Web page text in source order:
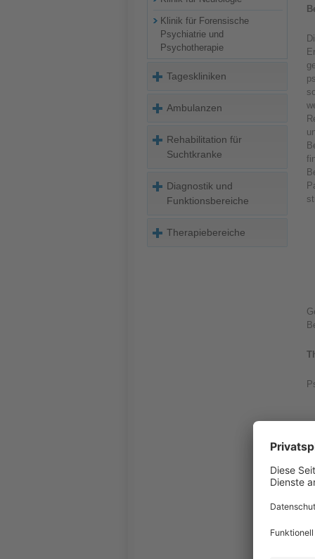
Klinik für Forensische
Psychiatrie und
Psychotherapie
Tageskliniken
Ambulanzen
Rehabilitation für
Suchtkranke
Diagnostik und
Funktionsbereiche
Therapiebereiche